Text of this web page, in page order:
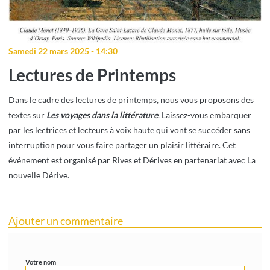
Samedi 22 mars 2025 - 14:30
Lectures de Printemps
Dans le cadre des lectures de printemps, nous vous proposons des
textes sur Les voyages dans la littérature. Laissez-vous embarquer
par les lectrices et lecteurs à voix haute qui vont se succéder sans
interruption pour vous faire partager un plaisir littéraire. Cet
événement est organisé par Rives et Dérives en partenariat avec La
nouvelle Dérive.
Ajouter un commentaire
Votre nom